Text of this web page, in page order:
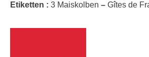
Etiketten : 3 Maiskolben – Gîtes de